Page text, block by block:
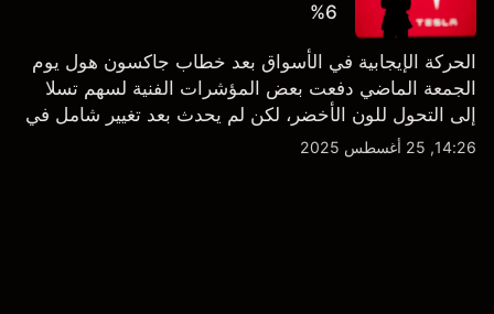
6%
الحركة الإيجابية في الأسواق بعد خطاب جاكسون هول يوم
الجمعة الماضي دفعت بعض المؤشرات الفنية لسهم تسلا
إلى التحول للون الأخضر، لكن لم يحدث بعد تغيير شامل في
النظرة الفنية سواء على الإطار اليومي أو الأسبوعي.
14:26, 25 أغسطس 2025